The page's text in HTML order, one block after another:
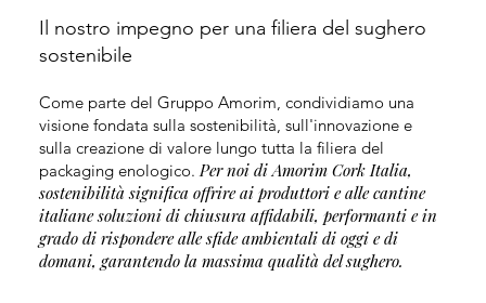
Il nostro impegno per una filiera del sughero
sostenibile
Come parte del Gruppo Amorim, condividiamo una
visione fondata sulla sostenibilità, sull'innovazione e
sulla creazione di valore lungo tutta la filiera del
packaging enologico. Per noi di Amorim Cork Italia,
sostenibilità significa offrire ai produttori e alle cantine
italiane soluzioni di chiusura affidabili, performanti e in
grado di rispondere alle sfide ambientali di oggi e di
domani, garantendo la massima qualità del sughero.